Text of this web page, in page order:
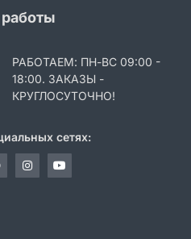
РАБОТАЕМ: ПН-ВС 09:00 -
18:00. ЗАКАЗЫ -
КРУГЛОСУТОЧНО!
сетях: